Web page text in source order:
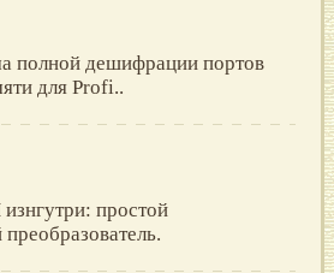
полной дешифрации портов
для Profi..
простой